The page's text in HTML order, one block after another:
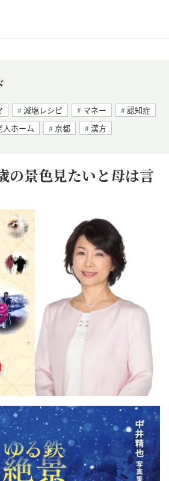
減塩レシピ マネー
認知症
人ホーム 京都 漢方
の景色見たいと母は言